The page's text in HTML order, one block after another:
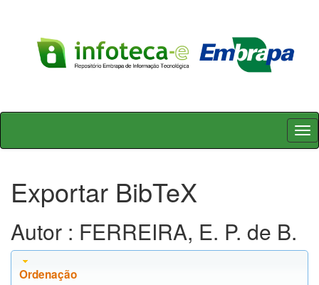
Skip
Exportar BibTeX
Autor : FERREIRA, E. P. de B.
Ordenação